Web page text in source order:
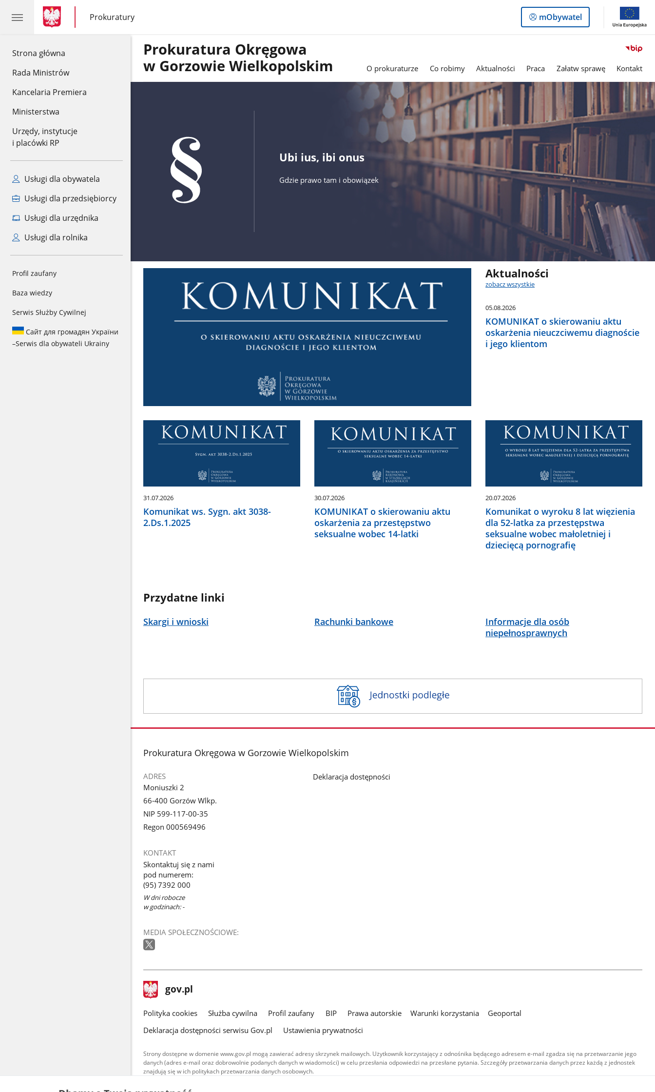
Strona główna
Rada Ministrów
Kancelaria Premiera
Ministerstwa
Urzędy, instytucje
i placówki RP
Usługi dla obywatela
Usługi dla przedsiębiorcy
Usługi dla urzędnika
Usługi dla rolnika
Profil zaufany
Baza wiedzy
Serwis Służby Cywilnej
Сайт для громадян України
–Serwis dla obywateli Ukrainy
gov.pl
gov.pl
Prokuratury
gov.pl
Prokuratury
Logowanie
do
mObywatel
Prokuratura Okręgowa
w Gorzowie Wielkopolskim
O prokuraturze Co robimy Aktualności Praca Załatw sprawę Kontakt
Ubi ius, ibi onus
Gdzie prawo tam i obowiązek
Aktualności
zobacz wszystkie
05.08.2026
KOMUNIKAT o skierowaniu aktu
oskarżenia nieuczciwemu diagnoście
i jego klientom
31.07.2026
Komunikat ws. Sygn. akt 3038-
2.Ds.1.2025
30.07.2026
KOMUNIKAT o skierowaniu aktu
oskarżenia za przestępstwo
seksualne wobec 14-latki
20.07.2026
Komunikat o wyroku 8 lat więzienia
dla 52-latka za przestępstwa
seksualne wobec małoletniej i
dziecięcą pornografię
Przydatne linki
Skargi i wnioski Rachunki bankowe
Informacje dla osób
niepełnosprawnych
stopka
Prokuratura Okręgowa w Gorzowie Wielkopolskim
ADRES
Moniuszki 2
66-400 Gorzów Wlkp.
NIP 599-117-00-35
Regon 000569496
KONTAKT
Skontaktuj się z nami
pod numerem:
(95) 7392 000
W dni robocze
w godzinach: -
MEDIA SPOŁECZNOŚCIOWE:
Deklaracja dostępności
stopka
gov.pl Strona
gov.pl
gov.pl
Polityka cookies Służba cywilna Profil zaufany BIP Prawa autorskie Warunki korzystania
Geoportal
Deklaracja dostępności serwisu Gov.pl
Ustawienia prywatności
Strony dostępne w domenie www.gov.pl mogą zawierać adresy skrzynek mailowych. Użytkownik korzystający z odnośnika będącego adresem e-mail zgadza się na przetwarzanie jego
danych (adres e-mail oraz dobrowolnie podanych danych w wiadomości) w celu przesłania odpowiedzi na przesłane pytania. Szczegóły przetwarzania danych przez każdą z jednostek
znajdują się w ich politykach przetwarzania danych osobowych.
Treści tekstowe publikowane w serwisie (z wyłączeniem treści audiowizualnych), są